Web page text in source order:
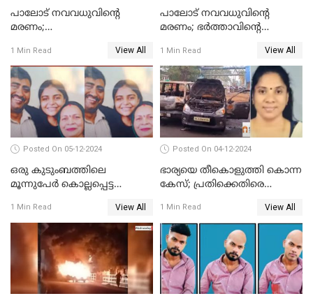
പാലോട് നവവധുവിന്റെ
മരണം;
സ്ഥിരീകരിച്ച് പൊലീസ്
1 Min Read View All
പാലോട് നവവധുവിന്റെ
മരണം; ഭര്‍ത്താവിന്റെ
1 Min Read View All
Posted On 05-12-2024
ഒരു കുടുംബത്തിലെ
മൂന്നുപേര്‍ കൊല്ലപ്പെട്ട
1 Min Read View All
Posted On 04-12-2024
ഭാര്യയെ തീകൊളുത്തി കൊന്ന
കേസ്; പ്രതിക്കെതിരെ
വധശ്രമ കുറ്റവും ചുമത്തി
1 Min Read View All